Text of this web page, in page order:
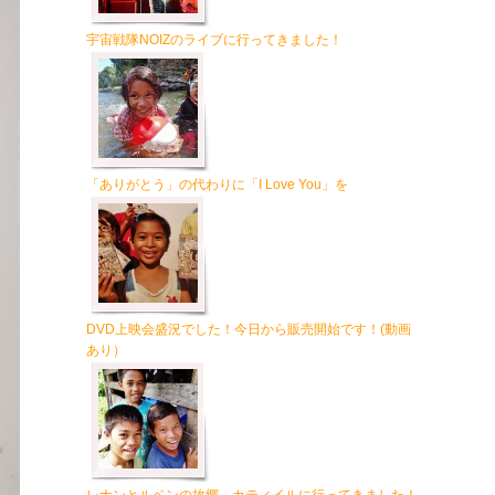
宇宙戦隊NOIZのライブに行ってきました！
「ありがとう」の代わりに「I Love You」を
DVD上映会盛況でした！今日から販売開始です！(動画
あり）